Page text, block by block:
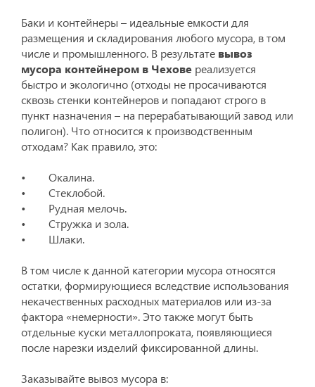
Баки и контейнеры – идеальные емкости для
размещения и складирования любого мусора, в том
числе и промышленного. В результате вывоз
мусора контейнером в Чехове реализуется
быстро и экологично (отходы не просачиваются
сквозь стенки контейнеров и попадают строго в
пункт назначения – на перерабатывающий завод или
полигон). Что относится к производственным
отходам? Как правило, это:
• Окалина.
• Стеклобой.
• Рудная мелочь.
• Стружка и зола.
• Шлаки.
В том числе к данной категории мусора относятся
остатки, формирующиеся вследствие использования
некачественных расходных материалов или из-за
фактора «немерности». Это также могут быть
отдельные куски металлопроката, появляющиеся
после нарезки изделий фиксированной длины.
Заказывайте вывоз мусора в: